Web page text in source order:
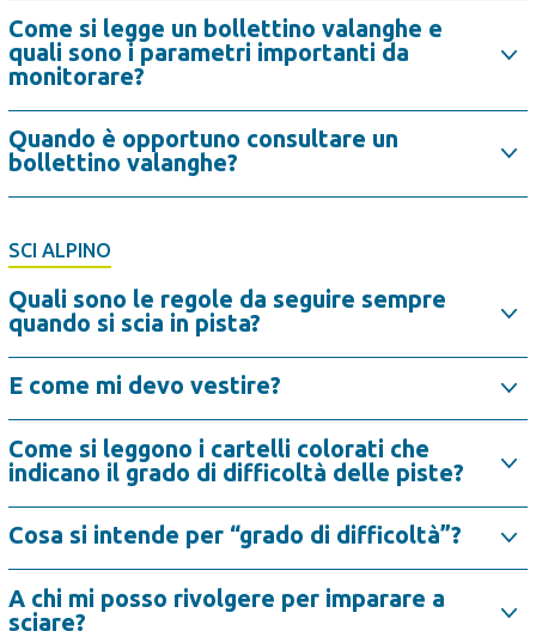
Come si legge un bollettino valanghe e
quali sono i parametri importanti da
monitorare?
Quando è opportuno consultare un
bollettino valanghe?
SCI ALPINO
Quali sono le regole da seguire sempre
quando si scia in pista?
E come mi devo vestire?
Come si leggono i cartelli colorati che
indicano il grado di difficoltà delle piste?
Cosa si intende per “grado di difficoltà”?
A chi mi posso rivolgere per imparare a
sciare?